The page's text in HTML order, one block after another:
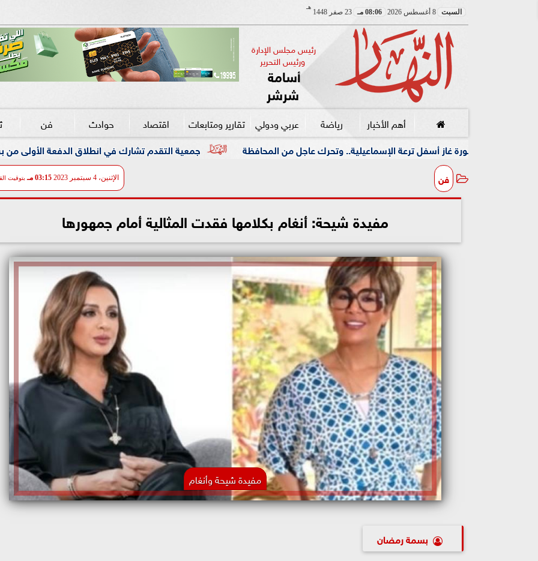
السبت 8 أغسطس 2026 08:06 مـ 23 صفر 1448
هـ
رئيس مجلس الإدارة
ورئيس التحرير
أسامة
شرشر
أهم الأخبار رياضة عربي ودولي تقارير ومتابعات اقتصاد حوادث فن
جمعية التقدم تشارك في انطلاق الدفعة الأولى من برنامج DXC Dandelion بمصر أسفل ترعة الإسماعيلية.. وتحرك عاجل من المحافظة
فن الإثنين، 4 سبتمبر 2023 03:15 مـ بتوقيت
مفيدة شيحة: أنغام بكلامها فقدت المثالية أمام جمهورها
مفيدة شيحة وأنغام
بسمة رمضان